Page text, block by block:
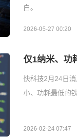
白。
2026-05-27 00:20
仅1纳米、功
快科技2月24日
小、功耗最低的
2026-02-24 07:47